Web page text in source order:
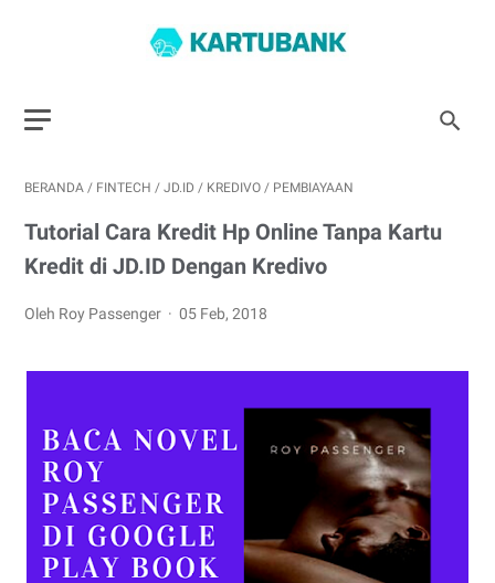
BERANDA / FINTECH / JD.ID / KREDIVO / PEMBIAYAAN
Tutorial Cara Kredit Hp Online Tanpa Kartu
Kredit di JD.ID Dengan Kredivo
Oleh Roy Passenger 05 Feb, 2018